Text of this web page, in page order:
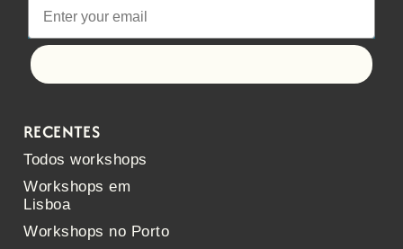
RECENTES
Todos workshops
Workshops em
Lisboa
Workshops no Porto